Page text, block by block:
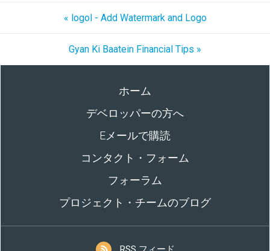
« logol - Add Watermark and Logo
Gyan Ki Baatein Financial Tips »
ホーム
デベロッパーの方へ
Eメールで購読
コンタクト・フォーム
フォーラム
プロジェクト・チームのブログ